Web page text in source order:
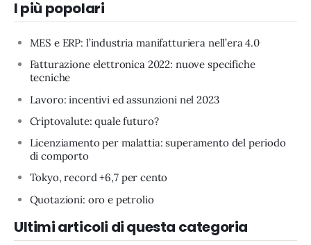
I più popolari
MES e ERP: l’industria manifatturiera nell’era 4.0
Fatturazione elettronica 2022: nuove specifiche
tecniche
Lavoro: incentivi ed assunzioni nel 2023
Criptovalute: quale futuro?
Licenziamento per malattia: superamento del periodo
di comporto
Tokyo, record +6,7 per cento
Quotazioni: oro e petrolio
Ultimi articoli di questa categoria